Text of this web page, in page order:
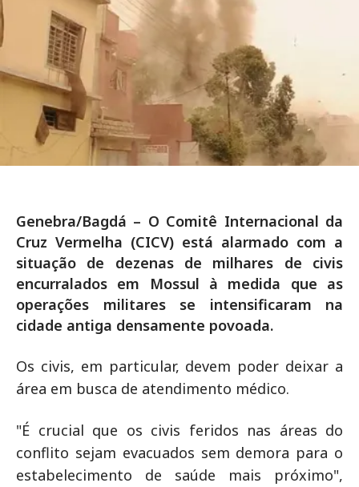
Genebra/Bagdá – O Comitê Internacional da
Cruz Vermelha (CICV) está alarmado com a
situação de dezenas de milhares de civis
encurralados em Mossul à medida que as
operações militares se intensificaram na
cidade antiga densamente povoada.
Os civis, em particular, devem poder deixar a
área em busca de atendimento médico.
"É crucial que os civis feridos nas áreas do
conflito sejam evacuados sem demora para o
estabelecimento de saúde mais próximo",